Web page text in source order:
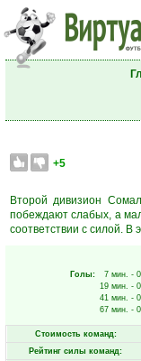
+5
Второй дивизион
побеждают слабых, а
соответствии с силой. В
Голы: 7 мин. -
19 мин. -
41 мин. -
67 мин. -
Стоимость команд:
Рейтинг силы команд: